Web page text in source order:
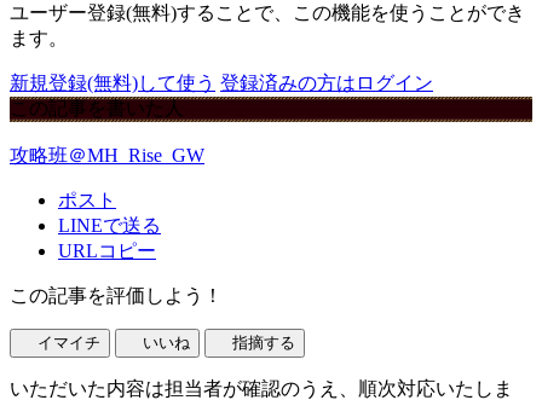
ユーザー登録(無料)することで、この機能を使うことができ
ます。
新規登録(無料)して使う 登録済みの方はログイン
この記事を書いた人
攻略班＠MH_Rise_GW
ポスト
LINEで送る
URLコピー
この記事を評価しよう！
イマイチ いいね 指摘する
いただいた内容は担当者が確認のうえ、順次対応いたしま